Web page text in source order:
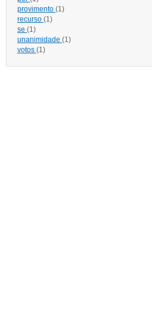
provimento (1)
recurso (1)
se (1)
unanimidade (1)
votos (1)